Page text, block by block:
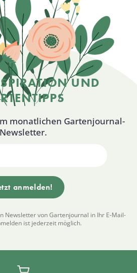
UND
monatlichen Gartenjournal-
Newsletter.
Newsletter von Gartenjournal in Ihr E-Mail-
ist jederzeit möglich.